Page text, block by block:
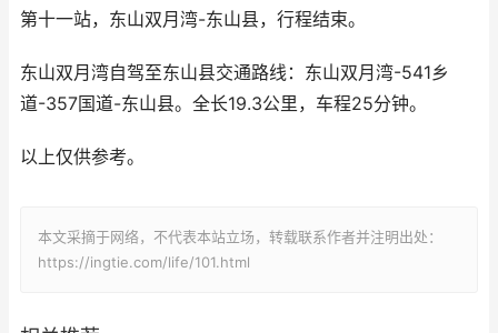
第十一站，东山双月湾-东山县，行程结束。
东山双月湾自驾至东山县交通路线：东山双月湾-541乡
道-357国道-东山县。全长19.3公里，车程25分钟。
以上仅供参考。
本文采摘于网络，不代表本站立场，转载联系作者并注明出处：
https://ingtie.com/life/101.html